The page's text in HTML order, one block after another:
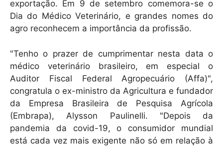
exportação. Em 9 de setembro comemora-se o
Dia do Médico Veterinário, e grandes nomes do
agro reconhecem a importância da profissão.
"Tenho o prazer de cumprimentar nesta data o
médico veterinário brasileiro, em especial o
Auditor Fiscal Federal Agropecuário (Affa)",
congratula o ex-ministro da Agricultura e fundador
da Empresa Brasileira de Pesquisa Agrícola
(Embrapa), Alysson Paulinelli. "Depois da
pandemia da covid-19, o consumidor mundial
está cada vez mais exigente não só em relação à